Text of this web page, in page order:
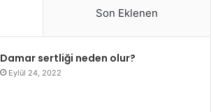
Son Eklenen
Damar sertliği neden olur?
Eylül 24, 2022